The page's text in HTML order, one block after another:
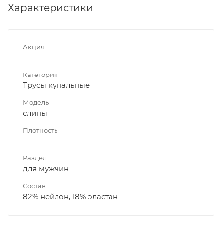
Характеристики
Акция
Категория
Трусы купальные
Модель
слипы
Плотность
Раздел
для мужчин
Состав
82% нейлон, 18% эластан